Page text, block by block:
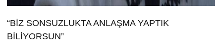
“BİZ SONSUZLUKTA ANLAŞMA YAPTIK
BİLİYORSUN”